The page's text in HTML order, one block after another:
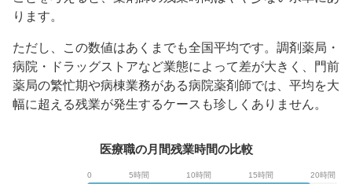
ります。
ただし、この数値はあくまでも全国平均です。調剤薬局・
病院・ドラッグストアなど業態によって差が大きく、門前
薬局の繁忙期や病棟業務がある病院薬剤師では、平均を大
幅に超える残業が発生するケースも珍しくありません。
医療職の月間残業時間の比較
0 5時間 10時間 15時間 20時間